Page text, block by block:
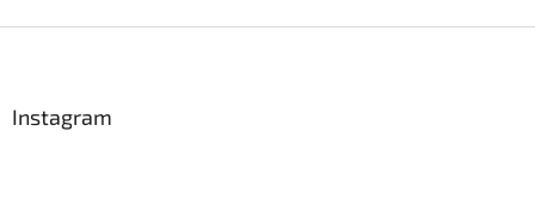
Instagram